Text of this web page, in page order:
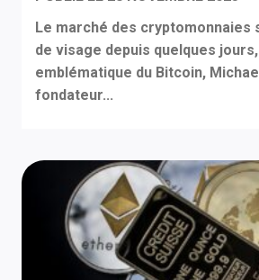
Le marché des cryptomonnaies
de visage depuis quelques
emblématique du Bitcoin,
fondateur...